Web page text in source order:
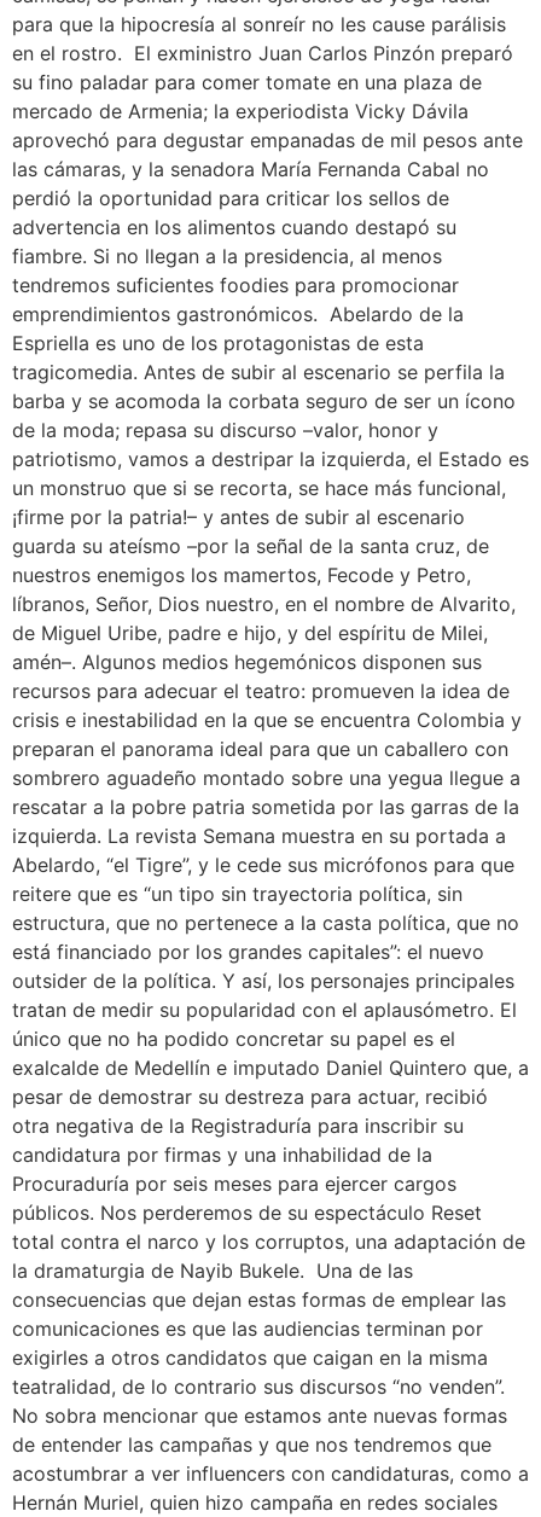
para que la hipocresía al sonreír no les cause parálisis
en el rostro. El exministro Juan Carlos Pinzón preparó
su fino paladar para comer tomate en una plaza de
mercado de Armenia; la experiodista Vicky Dávila
aprovechó para degustar empanadas de mil pesos ante
las cámaras, y la senadora María Fernanda Cabal no
perdió la oportunidad para criticar los sellos de
advertencia en los alimentos cuando destapó su
fiambre. Si no llegan a la presidencia, al menos
tendremos suficientes foodies para promocionar
emprendimientos gastronómicos. Abelardo de la
Espriella es uno de los protagonistas de esta
tragicomedia. Antes de subir al escenario se perfila la
barba y se acomoda la corbata seguro de ser un ícono
de la moda; repasa su discurso –valor, honor y
patriotismo, vamos a destripar la izquierda, el Estado es
un monstruo que si se recorta, se hace más funcional,
¡firme por la patria!– y antes de subir al escenario
guarda su ateísmo –por la señal de la santa cruz, de
nuestros enemigos los mamertos, Fecode y Petro,
líbranos, Señor, Dios nuestro, en el nombre de Alvarito,
de Miguel Uribe, padre e hijo, y del espíritu de Milei,
amén–. Algunos medios hegemónicos disponen sus
recursos para adecuar el teatro: promueven la idea de
crisis e inestabilidad en la que se encuentra Colombia y
preparan el panorama ideal para que un caballero con
sombrero aguadeño montado sobre una yegua llegue a
rescatar a la pobre patria sometida por las garras de la
izquierda. La revista Semana muestra en su portada a
Abelardo, “el Tigre”, y le cede sus micrófonos para que
reitere que es “un tipo sin trayectoria política, sin
estructura, que no pertenece a la casta política, que no
está financiado por los grandes capitales”: el nuevo
outsider de la política. Y así, los personajes principales
tratan de medir su popularidad con el aplausómetro. El
único que no ha podido concretar su papel es el
exalcalde de Medellín e imputado Daniel Quintero que, a
pesar de demostrar su destreza para actuar, recibió
otra negativa de la Registraduría para inscribir su
candidatura por firmas y una inhabilidad de la
Procuraduría por seis meses para ejercer cargos
públicos. Nos perderemos de su espectáculo Reset
total contra el narco y los corruptos, una adaptación de
la dramaturgia de Nayib Bukele. Una de las
consecuencias que dejan estas formas de emplear las
comunicaciones es que las audiencias terminan por
exigirles a otros candidatos que caigan en la misma
teatralidad, de lo contrario sus discursos “no venden”.
No sobra mencionar que estamos ante nuevas formas
de entender las campañas y que nos tendremos que
acostumbrar a ver influencers con candidaturas, como a
Hernán Muriel, quien hizo campaña en redes sociales